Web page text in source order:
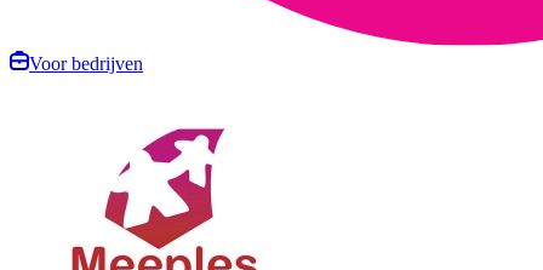
Voor bedrijven